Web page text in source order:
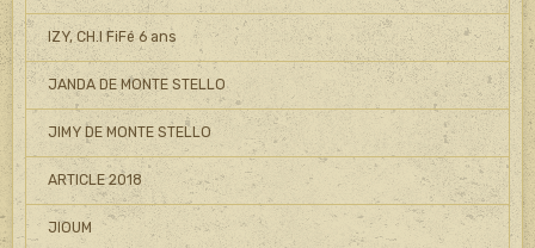
IZY, CH.I FiFé 6 ans
JANDA DE MONTE STELLO
JIMY DE MONTE STELLO
ARTICLE 2018
JIOUM